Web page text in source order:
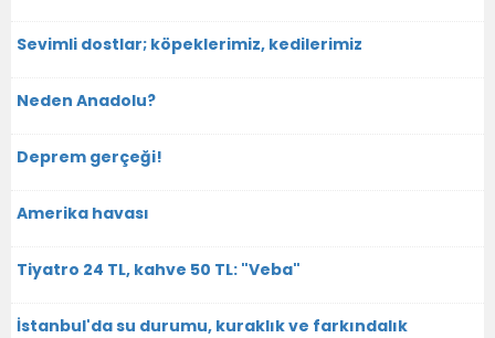
Sevimli dostlar; köpeklerimiz, kedilerimiz
Neden Anadolu?
Deprem gerçeği!
Amerika havası
Tiyatro 24 TL, kahve 50 TL: "Veba"
İstanbul'da su durumu, kuraklık ve farkındalık